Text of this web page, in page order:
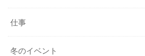
仕事
冬のイベント